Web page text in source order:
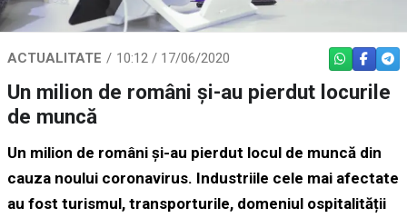
ACTUALITATE 10:12 / 17/06/2020 WHATSAPP
Un milion de români și-au pierdut locurile
de muncă
Un milion de români și-au pierdut locul de muncă din
cauza noului coronavirus. Industriile cele mai afectate
au fost turismul, transporturile, domeniul ospitalității